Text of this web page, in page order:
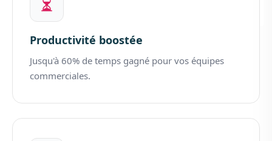
Productivité boostée
Jusqu'à 60% de temps gagné pour vos équipes
commerciales.